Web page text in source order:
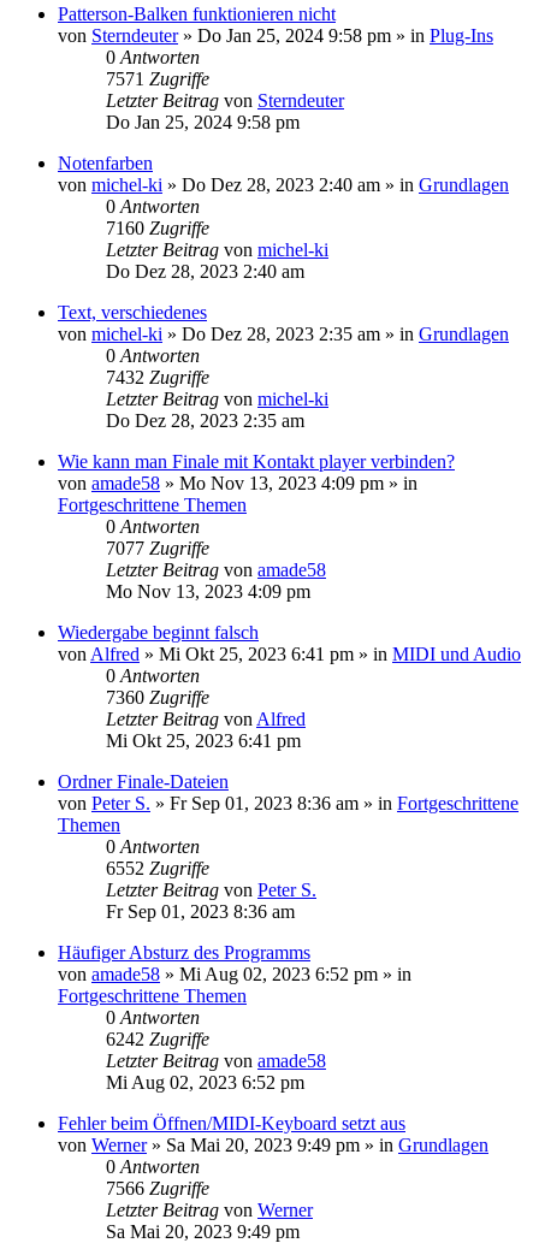
Patterson-Balken funktionieren nicht
von Sterndeuter» Do Jan 25, 2024 9:58 pm » in Plug-Ins
0 Antworten
7571 Zugriffe
Letzter Beitrag von Sterndeuter
Do Jan 25, 2024 9:58 pm
Notenfarben
von michel-ki » Do Dez 28, 2023 2:40 am » in Grundlagen
0 Antworten
7160 Zugriffe
Letzter Beitrag von michel-ki
Do Dez 28, 2023 2:40 am
Text, verschiedenes
von michel-ki » Do Dez 28, 2023 2:35 am » in Grundlagen
0 Antworten
7432 Zugriffe
Letzter Beitrag von michel-ki
Do Dez 28, 2023 2:35 am
Wie kann man Finale mit Kontakt player verbinden?
von amade58 » Mo Nov 13, 2023 4:09 pm » in
Fortgeschrittene Themen
0 Antworten
7077 Zugriffe
Letzter Beitrag von amade58
Mo Nov 13, 2023 4:09 pm
Wiedergabe beginnt falsch
von Alfred » Mi Okt 25, 2023 6:41 pm » in MIDI und Audio
0 Antworten
7360 Zugriffe
Letzter Beitrag von Alfred
Mi Okt 25, 2023 6:41 pm
Ordner Finale-Dateien
von Peter S. » Fr Sep 01, 2023 8:36 am » in Fortgeschrittene
Themen
0 Antworten
6552 Zugriffe
Letzter Beitrag von Peter S.
Fr Sep 01, 2023 8:36 am
Häufiger Absturz des Programms
von amade58 » Mi Aug 02, 2023 6:52 pm » in
Fortgeschrittene Themen
0 Antworten
6242 Zugriffe
Letzter Beitrag von amade58
Mi Aug 02, 2023 6:52 pm
Fehler beim Öffnen/MIDI-Keyboard setzt aus
von Werner» Sa Mai 20, 2023 9:49 pm » in Grundlagen
0 Antworten
7566 Zugriffe
Letzter Beitrag von Werner
Sa Mai 20, 2023 9:49 pm